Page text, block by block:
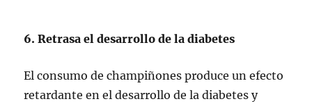
6. Retrasa el desarrollo de la diabetes
El consumo de champiñones produce un efecto
retardante en el desarrollo de la diabetes y